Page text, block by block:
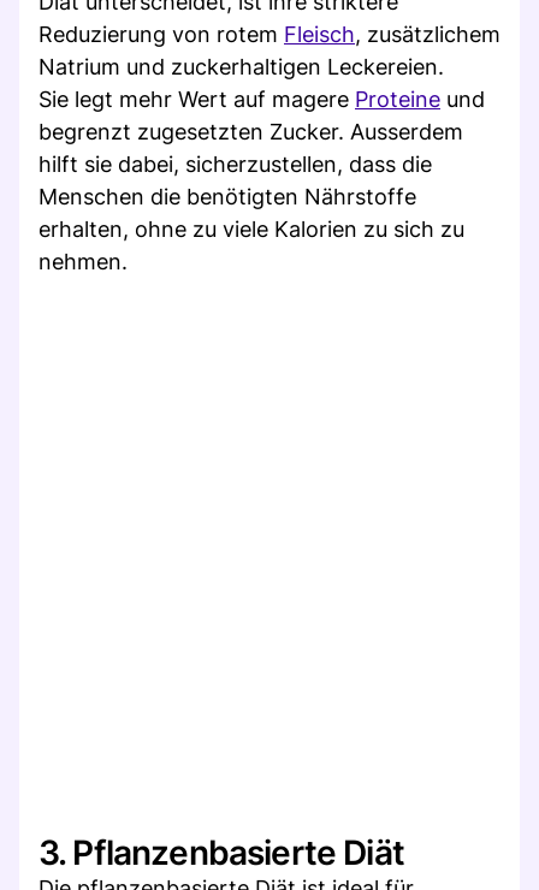
Reduzierung von rotem Fleisch, zusätzlichem
Natrium und zuckerhaltigen Leckereien.
Sie legt mehr Wert auf magere Proteine und
begrenzt zugesetzten Zucker. Ausserdem
hilft sie dabei, sicherzustellen, dass die
Menschen die benötigten Nährstoffe
erhalten, ohne zu viele Kalorien zu sich zu
nehmen.
3. Pflanzenbasierte Diät